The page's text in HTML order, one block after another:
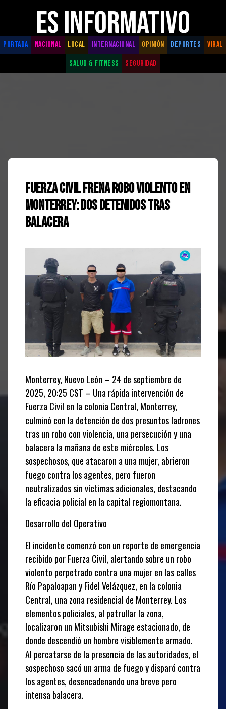
ES INFORMATIVO
PORTADA NACIONAL LOCAL INTERNACIONAL OPINIÓN DEPORTES
VIRAL
SALUD & FITNESS
SEGURIDAD
Fuerza Civil Frena Robo Violento en
Monterrey: Dos Detenidos Tras
Balacera
Monterrey, Nuevo León – 24 de septiembre de
2025, 20:25 CST – Una rápida intervención de
Fuerza Civil en la colonia Central, Monterrey,
culminó con la detención de dos presuntos ladrones
tras un robo con violencia, una persecución y una
balacera la mañana de este miércoles. Los
sospechosos, que atacaron a una mujer, abrieron
fuego contra los agentes, pero fueron
neutralizados sin víctimas adicionales, destacando
la eficacia policial en la capital regiomontana.
Desarrollo del Operativo
El incidente comenzó con un reporte de emergencia
recibido por Fuerza Civil, alertando sobre un robo
violento perpetrado contra una mujer en las calles
Río Papaloapan y Fidel Velázquez, en la colonia
Central, una zona residencial de Monterrey. Los
elementos policiales, al patrullar la zona,
localizaron un Mitsubishi Mirage estacionado, de
donde descendió un hombre visiblemente armado.
Al percatarse de la presencia de las autoridades, el
sospechoso sacó un arma de fuego y disparó contra
los agentes, desencadenando una breve pero
intensa balacera.